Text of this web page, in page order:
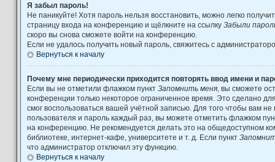
Я забыл пароль!
Не паникуйте! Хотя пароль нельзя восстановить, можно легко
страницу входа на конференцию и щёлкните на ссылку Забыли
скоро вы снова сможете войти на конференцию.
Если не удалось получить новый пароль, свяжитесь с
Вернуться к началу
Почему мне периодически приходится повторять ввод имени и
Если вы не отметили флажком пункт Запомнить меня , вы сможете
конференции только некоторое ограниченное время. Это сделано
смог воспользоваться вашей учётной записью. Для того чтобы вам
пользователя и пароль каждый раз, вы можете отметить флажком
на конференцию. Не рекомендуется делать это на общедоступном
библиотеке, интернет-кафе, университете и т. д. Если пункт
что администратор отключил эту функцию.
Вернуться к началу